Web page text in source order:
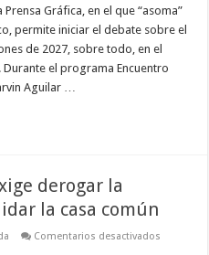
Gráfica, en el que “asoma”
permite iniciar el debate sobre el
de 2027, sobre todo, en el
el programa Encuentro
Aguilar …
derogar la
la casa común
Comentarios desactivados